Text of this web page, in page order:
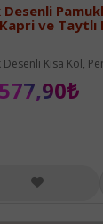
ve Taytlı
Kısa Kol,
577,90₺